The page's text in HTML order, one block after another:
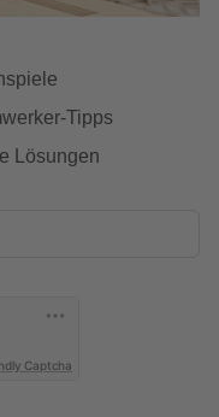
Tipps
Lösungen
Captcha